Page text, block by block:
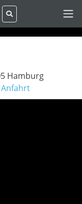
Hamburg
Anfahrt